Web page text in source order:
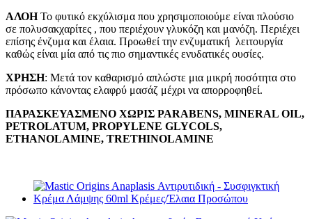
ΑΛΟΗΤο φυτικό εκχύλισμα που χρησιμοποιούμε είναι πλούσιο
σε πολυσακχαρίτες , που περιέχουν γλυκόζη και μανόζη. Περιέχει
επίσης ένζυμα και έλαια. Προωθεί την ενζυματική λειτουργία
καθώς είναι μία από τις πιο σημαντικές ενυδατικές ουσίες.
ΧΡΗΣΗ: Μετά τον καθαρισμό απλώστε μια μικρή ποσότητα στο
πρόσωπο κάνοντας ελαφρύ μασάζ μέχρι να απορροφηθεί.
ΠΑΡΑΣΚΕΥΑΣΜΕΝΟ ΧΩΡΙΣ PARABENS, MINERAL OIL,
PETROLATUM, PROPYLENE GLYCOLS,
ETHANOLAMINE, TRETHINOLAMINE